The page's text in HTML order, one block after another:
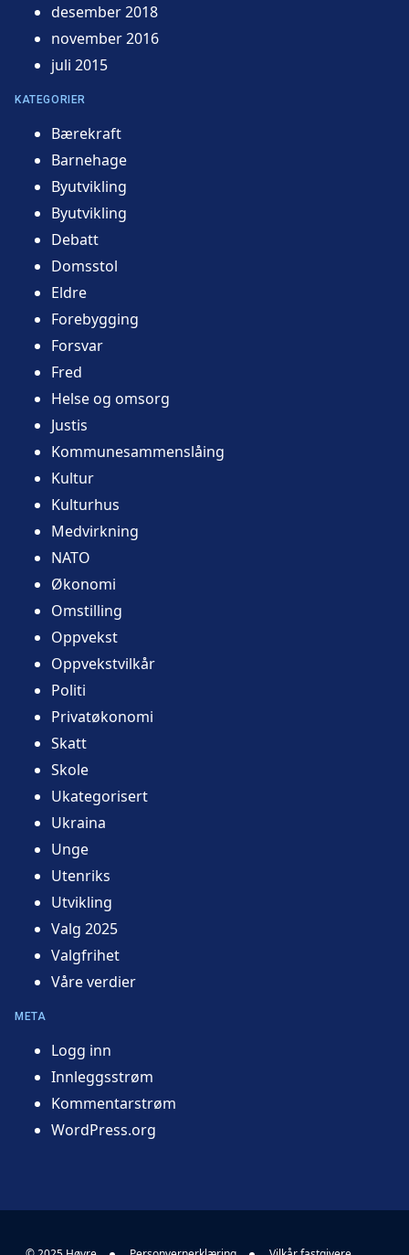
desember 2018
november 2016
juli 2015
KATEGORIER
Bærekraft
Barnehage
Byutvikling
Byutvikling
Debatt
Domsstol
Eldre
Forebygging
Forsvar
Fred
Helse og omsorg
Justis
Kommunesammenslåing
Kultur
Kulturhus
Medvirkning
NATO
Økonomi
Omstilling
Oppvekst
Oppvekstvilkår
Politi
Privatøkonomi
Skatt
Skole
Ukategorisert
Ukraina
Unge
Utenriks
Utvikling
Valg 2025
Valgfrihet
Våre verdier
META
Logg inn
Innleggsstrøm
Kommentarstrøm
WordPress.org